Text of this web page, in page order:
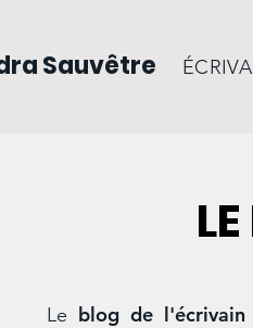
Sauvêtre
Le blog de l'écrivain